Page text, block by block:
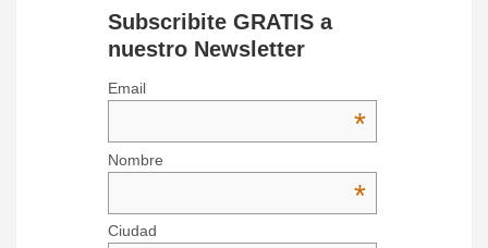
Subscribite GRATIS a
nuestro Newsletter
Email
*
Nombre
*
Ciudad